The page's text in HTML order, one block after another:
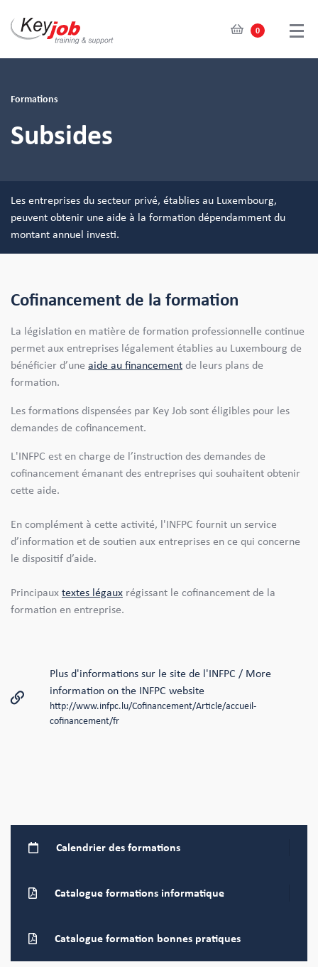
main
0
Formations
Subsides
Les entreprises du secteur privé, établies au Luxembourg,
peuvent obtenir une aide à la formation dépendamment du
montant annuel investi.
Cofinancement de la formation
La législation en matière de formation professionnelle continue
permet aux entreprises légalement établies au Luxembourg de
bénéficier d’une aide au financement de leurs plans de
formation.
Les formations dispensées par Key Job sont éligibles pour les
demandes de cofinancement.
L'INFPC est en charge de l’instruction des demandes de
cofinancement émanant des entreprises qui souhaitent obtenir
cette aide.
En complément à cette activité, l'INFPC fournit un service
d’information et de soutien aux entreprises en ce qui concerne
le dispositif d’aide.
Principaux textes légaux régissant le cofinancement de la
formation en entreprise.
Plus d'informations sur le site de l'INFPC / More
information on the INFPC website
http://www.infpc.lu/Cofinancement/Article/accueil-
cofinancement/fr
Calendrier des formations
Catalogue formations informatique
Catalogue formation bonnes pratiques